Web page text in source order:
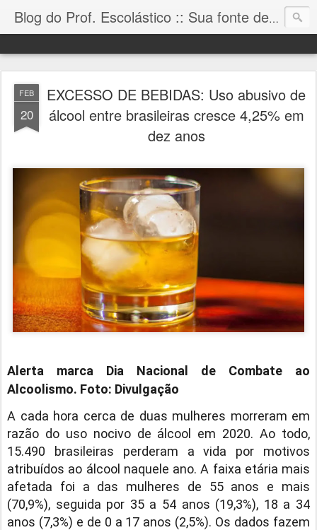
Blog do Prof. Escolástico :: Sua fonte de informação!
FEB
20
EXCESSO DE BEBIDAS: Uso abusivo de
álcool entre brasileiras cresce 4,25% em
dez anos
Alerta marca Dia Nacional de Combate ao
Alcoolismo. Foto: Divulgação
A cada hora cerca de duas mulheres morreram em
razão do uso nocivo de álcool em 2020. Ao todo,
15.490 brasileiras perderam a vida por motivos
atribuídos ao álcool naquele ano. A faixa etária mais
afetada foi a das mulheres de 55 anos e mais
(70,9%), seguida por 35 a 54 anos (19,3%), 18 a 34
anos (7,3%) e de 0 a 17 anos (2,5%). Os dados fazem